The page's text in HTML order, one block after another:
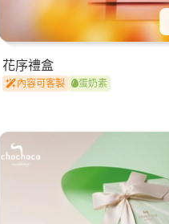
花序禮盒
內容可客製 蛋奶素